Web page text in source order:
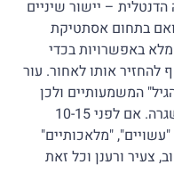
– יישור שיניים
ואם בתחום אסתטיקת
באפשרויות בכדי
להחזיר אותו לאחור. עור
המשמעותיים ולכן
הרצון להצעיר אותו הפך לעניין שבשגרה. אם לפני 10-15
"מלאכותיים"
צעיר ורענן וכל זאת